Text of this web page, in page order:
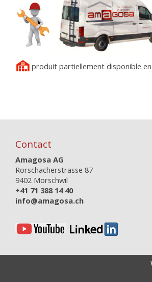
produit partiellement disponible
Contact
Amagosa AG
Rorschacherstrasse 87
9402 Mörschwil
+41 71 388 14 40
info@amagosa.ch